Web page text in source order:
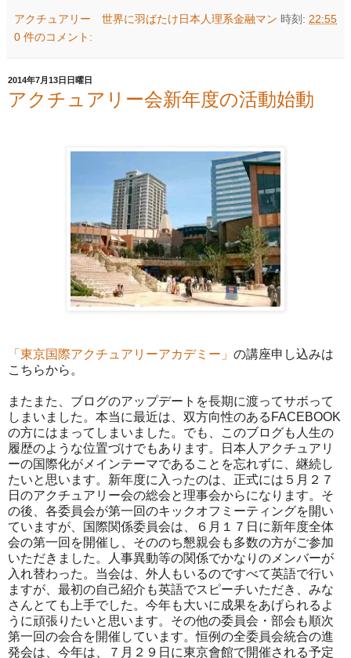
アクチュアリー 世界に羽ばたけ日本人理系金融マン 時刻: 22:55
0 件のコメント:
2014年7月13日日曜日
アクチュアリー会新年度の活動始動
「東京国際アクチュアリーアカデミー」 の講座申し込みは
こちらから。
またまた、ブログのアップデートを長期に渡ってサボって
しまいました。本当に最近は、双方向性のあるFACEBOOK
の方にはまってしまいました。でも、このブログも人生の
履歴のような位置づけでもあります。日本人アクチュアリ
ーの国際化がメインテーマであることを忘れずに、継続し
たいと思います。新年度に入ったのは、正式には５月２７
日のアクチュアリー会の総会と理事会からになります。そ
の後、各委員会が第一回のキックオフミーティングを開い
ていますが、国際関係委員会は、６月１７日に新年度全体
会の第一回を開催し、そののち懇親会も多数の方がご参加
いただきました。人事異動等の関係でかなりのメンバーが
入れ替わった。当会は、外人もいるのですべて英語で行い
ますが、最初の自己紹介も英語でス ピーチいただき、みな
さんとても上手でした。今年も大いに成果をあげられるよ
うに頑張りたいと思います。その他の委員会・部会も順次
第一回の会合を開催しています。恒例の全委員会統合の進
発会は、今年は、７月２９日に東京會館で開催される予定